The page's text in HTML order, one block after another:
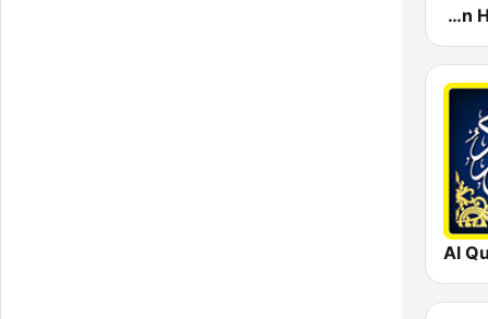
Abdulrasheed Soufi Rewayat Khalaf An Hamzah Radio
Al